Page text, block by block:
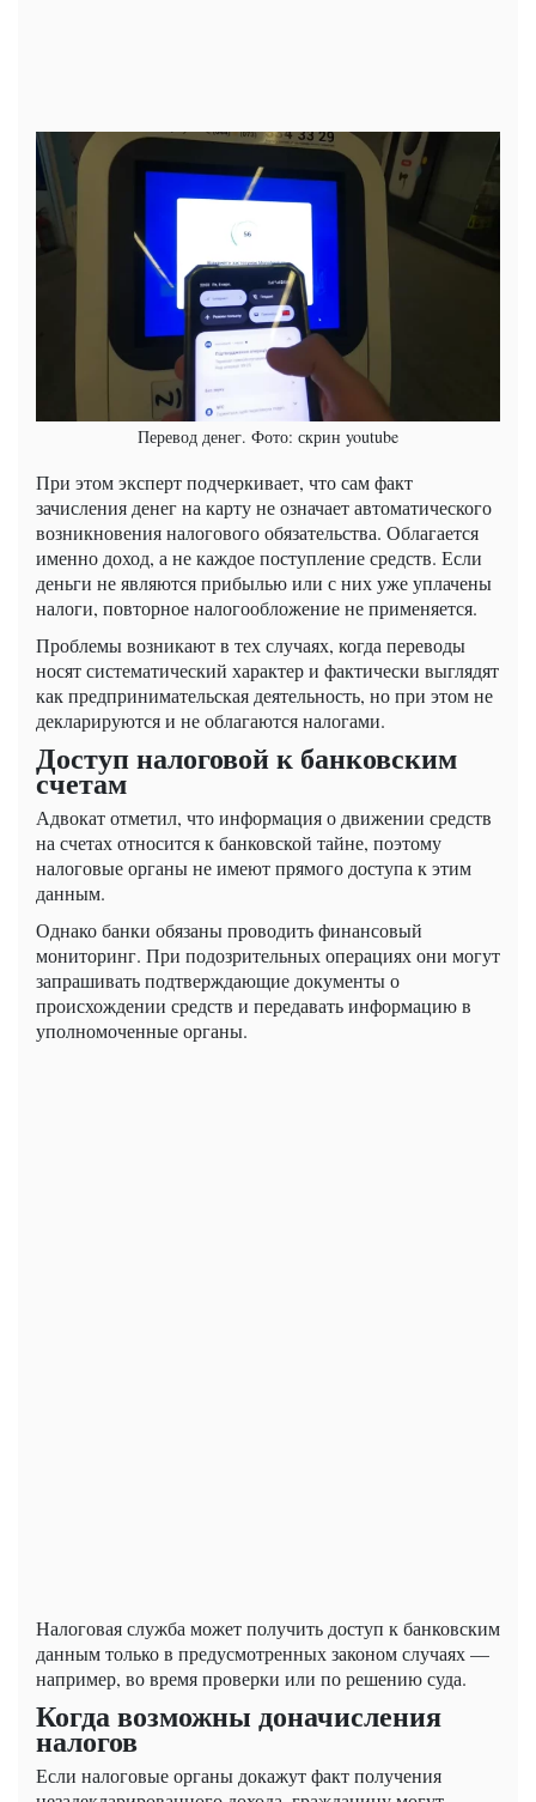
Перевод денег. Фото: скрин youtube
При этом эксперт подчеркивает, что сам факт
зачисления денег на карту не означает автоматического
возникновения налогового обязательства. Облагается
именно доход, а не каждое поступление средств. Если
деньги не являются прибылью или с них уже уплачены
налоги, повторное налогообложение не применяется.
Проблемы возникают в тех случаях, когда переводы
носят систематический характер и фактически выглядят
как предпринимательская деятельность, но при этом не
декларируются и не облагаются налогами.
Доступ налоговой к банковским
счетам
Адвокат отметил, что информация о движении средств
на счетах относится к банковской тайне, поэтому
налоговые органы не имеют прямого доступа к этим
данным.
Однако банки обязаны проводить финансовый
мониторинг. При подозрительных операциях они могут
запрашивать подтверждающие документы о
происхождении средств и передавать информацию в
уполномоченные органы.
Налоговая служба может получить доступ к банковским
данным только в предусмотренных законом случаях —
например, во время проверки или по решению суда.
Когда возможны доначисления
налогов
Если налоговые органы докажут факт получения